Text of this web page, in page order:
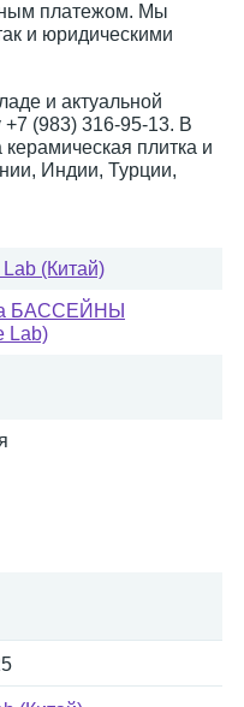
платежом. Мы
и юридическими
и актуальной
(983) 316-95-13. В
плитка и
Индии, Турции,
Lab (Китай)
БАССЕЙНЫ
Lab)